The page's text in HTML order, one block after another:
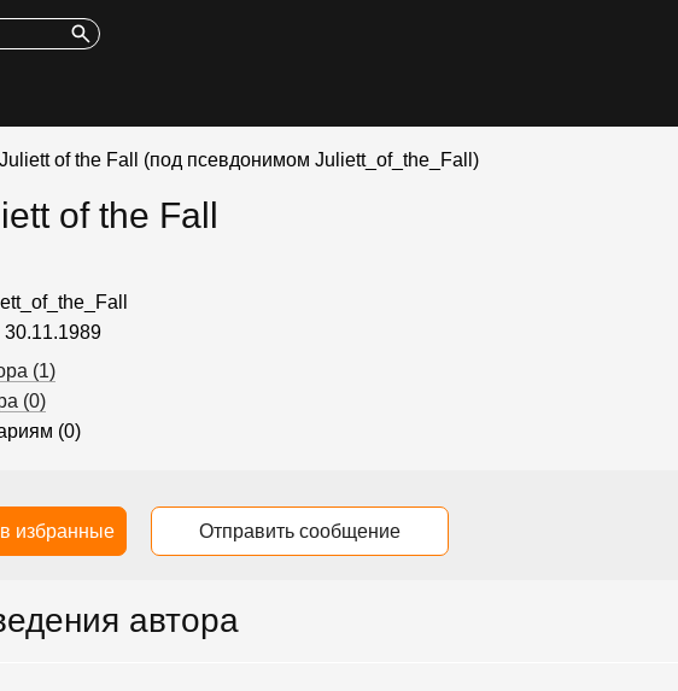
of the Fall (под псевдонимом Juliett_of_the_Fall)
of the Fall
30.11.1989
(1)
(0)
(0)
избранные Отправить сообщение
автора